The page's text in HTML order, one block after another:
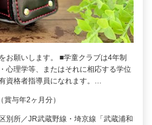
お願いします。 ■学童クラブは4年制
心理学等、またはそれに相応する学位
資格者指導員になれます。…
与年2ヶ月分）
別所／JR武蔵野線・埼京線「武蔵浦和